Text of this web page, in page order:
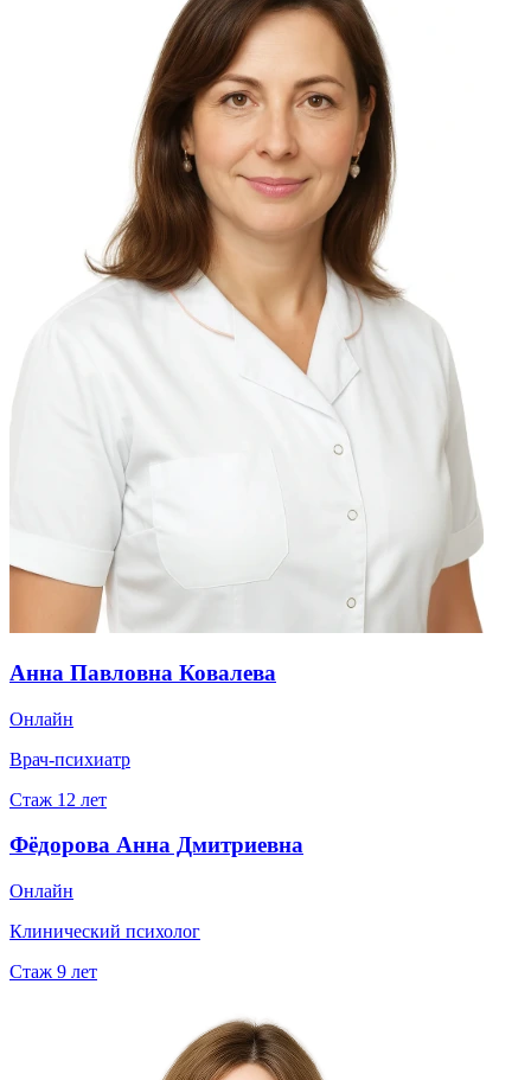
Анна Павловна Ковалева
Онлайн
Врач-психиатр
Стаж 12 лет
Фёдорова Анна Дмитриевна
Онлайн
Клинический психолог
Стаж 9 лет